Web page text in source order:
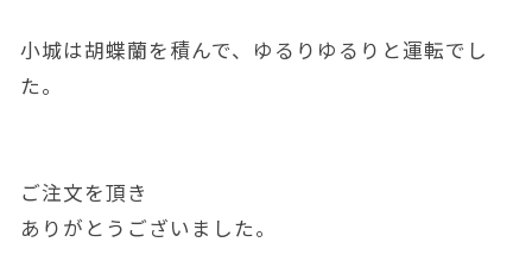
小城は胡蝶蘭を積んで、ゆるりゆるりと運転でし
た。
ご注文を頂き
ありがとうございました。